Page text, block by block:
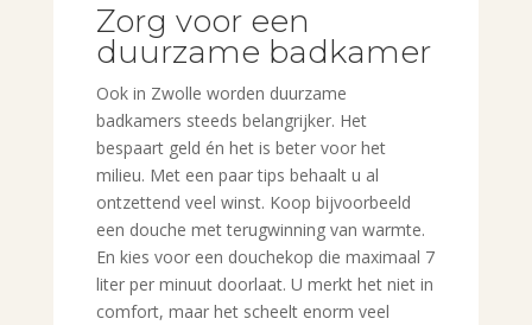
Zorg voor een
duurzame badkamer
Ook in Zwolle worden duurzame
badkamers steeds belangrijker. Het
bespaart geld én het is beter voor het
milieu. Met een paar tips behaalt u al
ontzettend veel winst. Koop bijvoorbeeld
een douche met terugwinning van warmte.
En kies voor een douchekop die maximaal 7
liter per minuut doorlaat. U merkt het niet in
comfort, maar het scheelt enorm veel